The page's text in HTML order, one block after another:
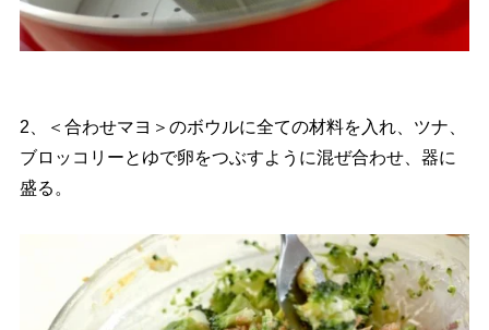
2、＜合わせマヨ＞のボウルに全ての材料を入れ、ツナ、
ブロッコリーとゆで卵をつぶすように混ぜ合わせ、器に
盛る。